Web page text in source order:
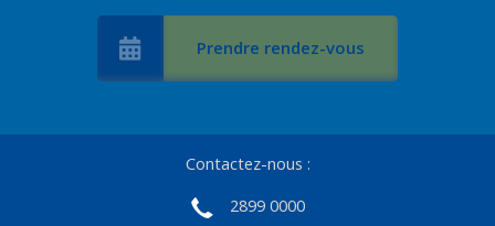
Prendre rendez-vous
Contactez-nous :
2899 0000